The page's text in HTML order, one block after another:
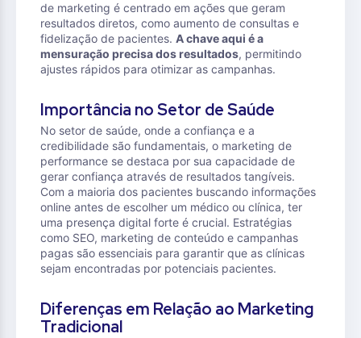
de marketing é centrado em ações que geram
resultados diretos, como aumento de consultas e
fidelização de pacientes. A chave aqui é a
mensuração precisa dos resultados, permitindo
ajustes rápidos para otimizar as campanhas.
Importância no Setor de Saúde
No setor de saúde, onde a confiança e a
credibilidade são fundamentais, o marketing de
performance se destaca por sua capacidade de
gerar confiança através de resultados tangíveis.
Com a maioria dos pacientes buscando informações
online antes de escolher um médico ou clínica, ter
uma presença digital forte é crucial. Estratégias
como SEO, marketing de conteúdo e campanhas
pagas são essenciais para garantir que as clínicas
sejam encontradas por potenciais pacientes.
Diferenças em Relação ao Marketing
Tradicional